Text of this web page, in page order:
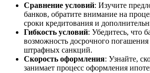
Сравнение условий: Изучите
банков, обратите внимание на
сроки кредитования и
Гибкость условий: Убедитесь, что
возможность досрочного погашения
штрафных санкций.
Скорость оформления: Узнайте,
занимает процесс оформления